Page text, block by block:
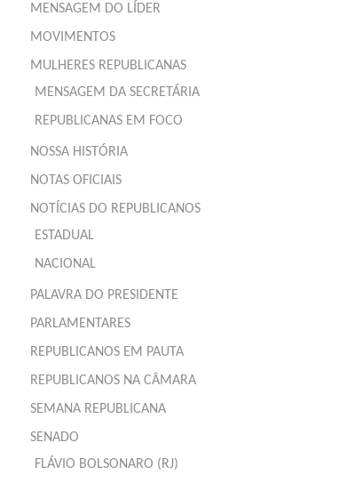
MENSAGEM DO LÍDER
MOVIMENTOS
MULHERES REPUBLICANAS
MENSAGEM DA SECRETÁRIA
REPUBLICANAS EM FOCO
NOSSA HISTÓRIA
NOTAS OFICIAIS
NOTÍCIAS DO REPUBLICANOS
ESTADUAL
NACIONAL
PALAVRA DO PRESIDENTE
PARLAMENTARES
REPUBLICANOS EM PAUTA
REPUBLICANOS NA CÂMARA
SEMANA REPUBLICANA
SENADO
FLÁVIO BOLSONARO (RJ)